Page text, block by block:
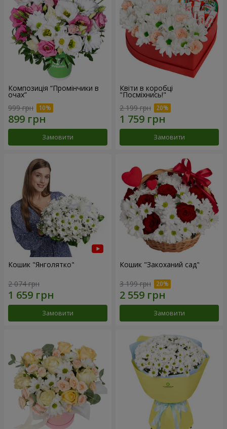
Композиція “Промінчики в
очах”
999 грн
Замовити
Квіти в коробці
"Посміхнись!"
2 199 грн
Замовити
Кошик "Янголятко"
2 074 грн
Замовити
Кошик "Закоханий сад"
3 199 грн
Замовити